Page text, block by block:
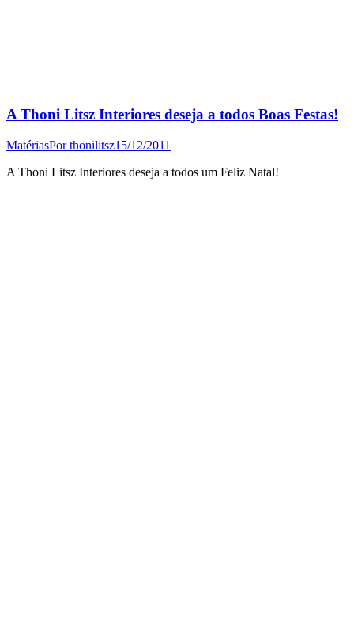
A Thoni Litsz Interiores deseja a todos Boas Festas!
MatériasPorthonilitsz15/12/2011
A Thoni Litsz Interiores deseja a todos um Feliz Natal!